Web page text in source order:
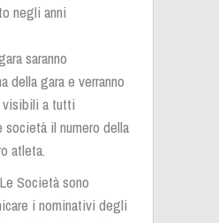
negli anni
saranno
della gara e verranno
a tutti
società il numero della
atleta.
Società sono
i nominativi degli